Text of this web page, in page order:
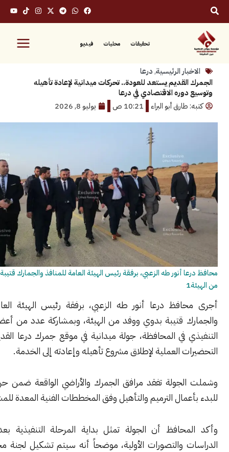
محليات فيديو
الرئيسية,درعا
يستعد للعودة.. تحركات ميدانية لإعادة تأهيله
الاقتصادي في درعا
أبو البراء
10:21 ص يوليو 8, 2026
أنور طه الزعبي، برفقة رئيس الهيئة العامة للمنافذ والجمارك قتيبة بدوي ووفد
درعا أنور طه الزعبي، برفقة رئيس الهيئة العامة للمنافذ
قتيبة بدوي ووفد من الهيئة، وبمشاركة عدد من أعضاء المكتب
في المحافظة، جولة ميدانية في موقع جمرك درعا القديم، في إطار
العملية لإطلاق مشروع تأهيله وإعادته إلى الخدمة.
تفقد مرافق الجمرك والأراضي الواقعة ضمن حرمه، تمهيداً
الترميم والتأهيل وفق المخططات الفنية المعدة للمشروع.
أن الجولة تمثل بداية المرحلة التنفيذية بعد استكمال
والتصورات الأولية، موضحاً أنه سيتم تشكيل لجنة مختصة تضم